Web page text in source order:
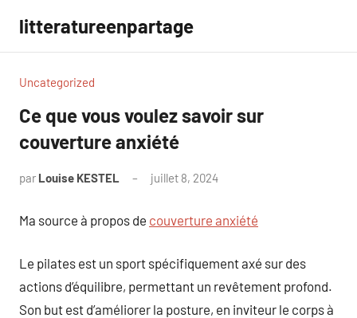
contenu
litteratureenpartage
Uncategorized
Ce que vous voulez savoir sur
couverture anxiété
par Louise KESTEL juillet 8, 2024
Ma source à propos de couverture anxiété
Le pilates est un sport spécifiquement axé sur des
actions d’équilibre, permettant un revêtement profond.
Son but est d’améliorer la posture, en inviteur le corps à